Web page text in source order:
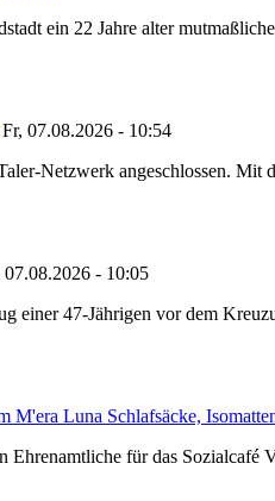
ein 22 Jahre alter
Fr, 07.08.2026 - 10:54
Netzwerk angeschlossen.
07.08.2026 - 10:05
einer 47-Jährigen vor dem
M'era Luna Schlafsäcke,
für das Sozialcafé